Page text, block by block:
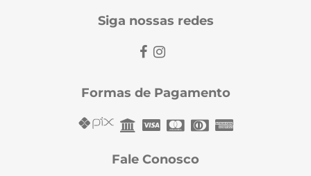
Siga nossas redes
Formas de Pagamento
Fale Conosco